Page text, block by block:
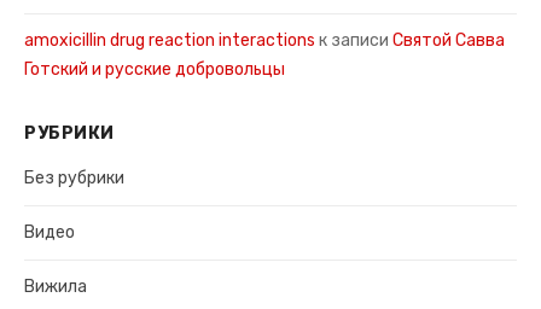
amoxicillin drug reaction interactions к записи Святой Савва
Готский и русские добровольцы
РУБРИКИ
Без рубрики
Видео
Вижила